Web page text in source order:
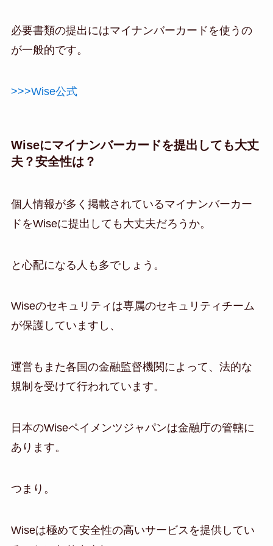
必要書類の提出にはマイナンバーカードを使うの
が一般的です。
>>>Wise公式
Wiseにマイナンバーカードを提出しても大丈
夫？安全性は？
個人情報が多く掲載されているマイナンバーカー
ドをWiseに提出しても大丈夫だろうか。
と心配になる人も多でしょう。
Wiseのセキュリティは専属のセキュリティチーム
が保護していますし、
運営もまた各国の金融監督機関によって、法的な
規制を受けて行われています。
日本のWiseペイメンツジャパンは金融庁の管轄に
あります。
つまり。
Wiseは極めて安全性の高いサービスを提供してい